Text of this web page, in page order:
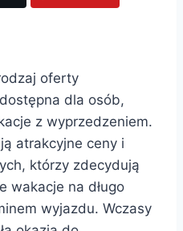
oferty
dla osób,
z wyprzedzeniem.
atrakcyjne ceny i
którzy zdecydują
wakacje na długo
wyjazdu. Wczasy